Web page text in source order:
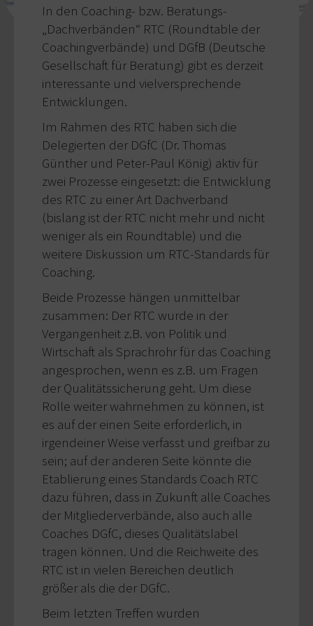
In den Coaching- bzw. Beratungs-
„Dachverbänden“ RTC (Roundtable der
Coachingverbände) und DGfB (Deutsche
Gesellschaft für Beratung) gibt es derzeit
interessante und vielversprechende
Entwicklungen.
Im Rahmen des RTC haben sich die
Delegierten der DGfC (Dr. Thomas
Günther und Peter-Paul König) aktiv für
zwei Prozesse eingesetzt: die Entwicklung
des RTC zu einer Art Dachverband
(bislang ist der RTC nicht mehr und nicht
weniger als ein Roundtable) und die
weitere Diskussion um RTC-Standards für
Coaching.
Beide Prozesse hängen unmittelbar
zusammen: Der RTC wurde in der
Vergangenheit z.B. von Politik und
Wirtschaft als Sprachrohr für das Coaching
angesprochen, wenn es z.B. um Fragen
der Qualitätssicherung geht. Um diese
Rolle weiter wahrnehmen zu können, ist
es auf der einen Seite erforderlich, in
irgendeiner Weise verfasst und greifbar zu
sein; auf der anderen Seite könnte die
Etablierung eines Standards Coach RTC
dazu führen, dass in Zukunft alle Coaches
der Mitgliederverbände, also auch alle
Coaches DGfC, dieses Qualitätslabel
tragen können. Und die Reichweite des
RTC ist in vielen Bereichen deutlich
größer als die der DGfC.
Beim letzten Treffen wurden